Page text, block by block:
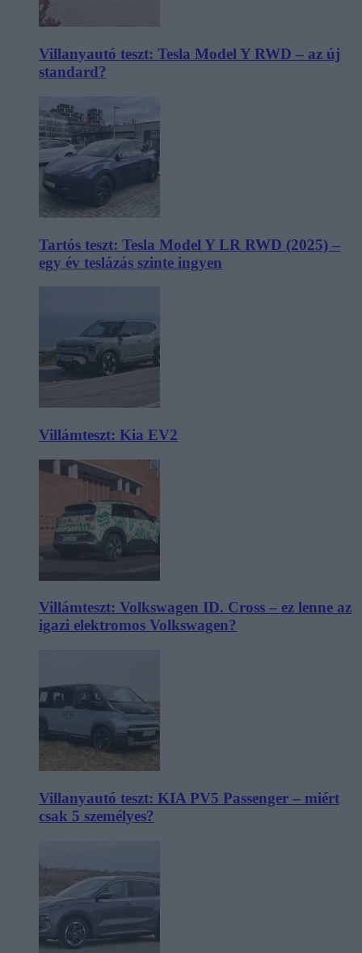
Villanyautó teszt: Tesla Model Y RWD – az új
standard?
Tartós teszt: Tesla Model Y LR RWD (2025) –
egy év teslázás szinte ingyen
Villámteszt: Kia EV2
Villámteszt: Volkswagen ID. Cross – ez lenne az
igazi elektromos Volkswagen?
Villanyautó teszt: KIA PV5 Passenger – miért
csak 5 személyes?